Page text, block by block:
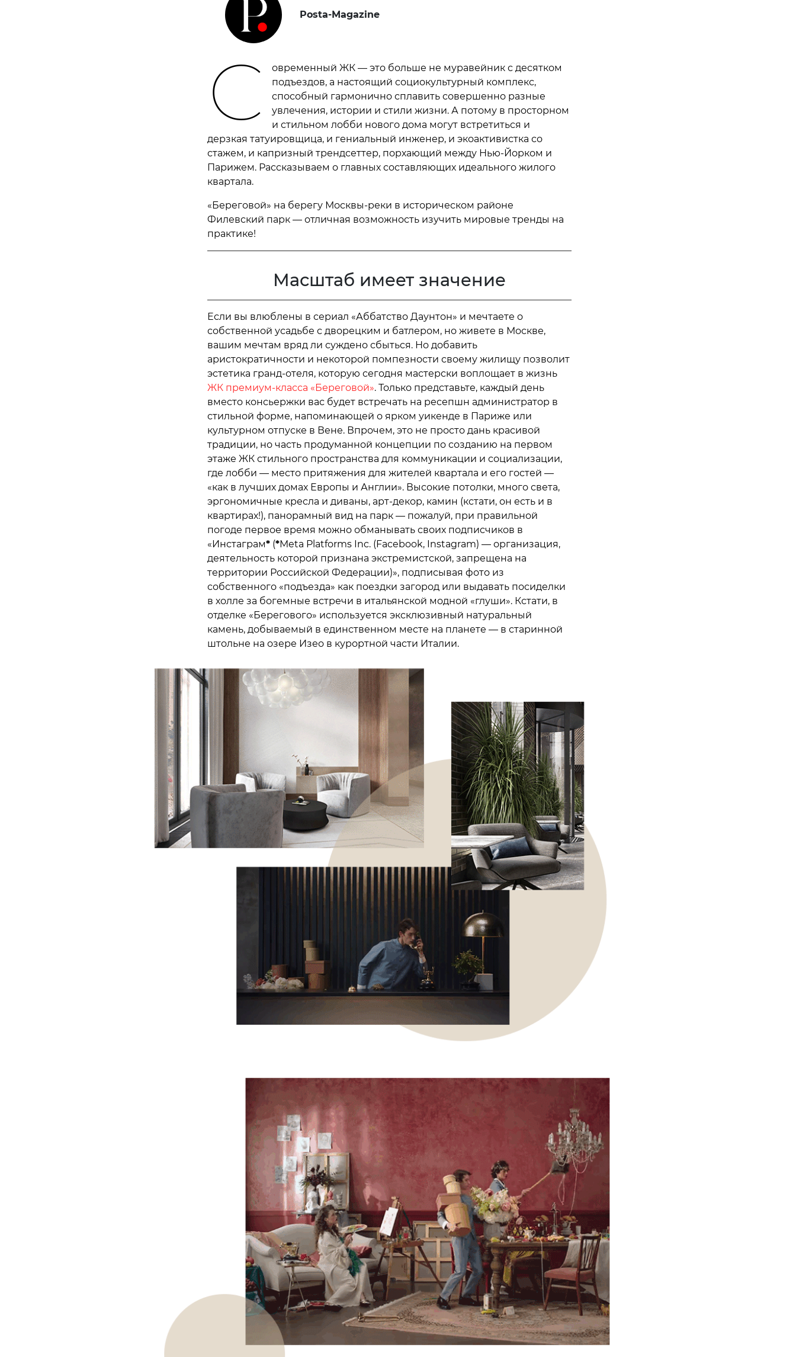
Posta-Magazine
С
овременный ЖК — это больше не муравейник с десятком
подъездов, а настоящий социокультурный комплекс,
способный гармонично сплавить совершенно разные
увлечения, истории и стили жизни. А потому в просторном
и стильном лобби нового дома могут встретиться и
дерзкая татуировщица, и гениальный инженер, и экоактивистка со
стажем, и капризный трендсеттер, порхающий между Нью-Йорком и
Парижем. Рассказываем о главных составляющих идеального жилого
квартала.
«Береговой» на берегу Москвы-реки в историческом районе
Филевский парк — отличная возможность изучить мировые тренды на
практике!
Масштаб имеет значение
Если вы влюблены в сериал «Аббатство Даунтон» и мечтаете о
собственной усадьбе с дворецким и батлером, но живете в Москве,
вашим мечтам вряд ли суждено сбыться. Но добавить
аристократичности и некоторой помпезности своему жилищу позволит
эстетика гранд-отеля, которую сегодня мастерски воплощает в жизнь
ЖК премиум-класса «Береговой». Только представьте, каждый день
вместо консьержки вас будет встречать на ресепшн администратор в
стильной форме, напоминающей о ярком уикенде в Париже или
культурном отпуске в Вене. Впрочем, это не просто дань красивой
традиции, но часть продуманной концепции по созданию на первом
этаже ЖК стильного пространства для коммуникации и социализации,
где лобби — место притяжения для жителей квартала и его гостей —
«как в лучших домах Европы и Англии». Высокие потолки, много света,
эргономичные кресла и диваны, арт-декор, камин (кстати, он есть и в
квартирах!), панорамный вид на парк — пожалуй, при правильной
погоде первое время можно обманывать своих подписчиков в
«Инстаграм*(*Meta Platforms Inc. (Facebook, Instagram) — организация,
деятельность которой признана экстремистской, запрещена на
территории Российской Федерации)», подписывая фото из
собственного «подъезда» как поездки загород или выдавать посиделки
в холле за богемные встречи в итальянской модной «глуши». Кстати, в
отделке «Берегового» используется эксклюзивный натуральный
камень, добываемый в единственном месте на планете — в старинной
штольне на озере Изео в курортной части Италии.